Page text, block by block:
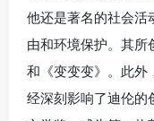
他还是著名的社会活
由和环境保护。其所
和《变变变》。此外
经深刻影响了迪伦的